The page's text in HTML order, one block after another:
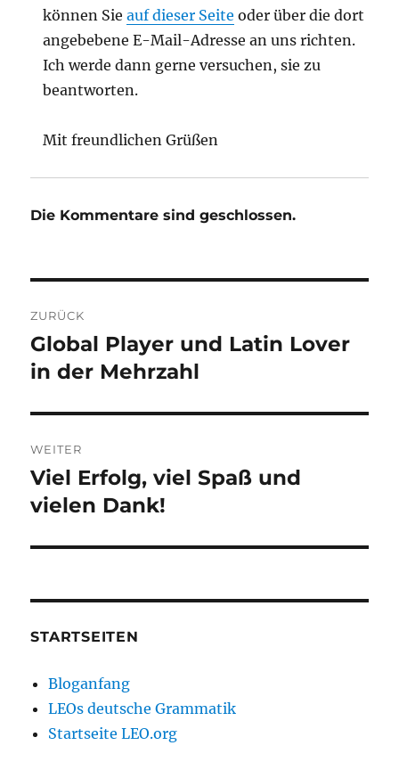
können Sieauf dieser Seite oder über die dort
angebebene E-Mail-Adresse an uns richten.
Ich werde dann gerne versuchen, sie zu
beantworten.
Mit freundlichen Grüßen
Die Kommentare sind geschlossen.
ZURÜCK
Vorheriger
Beitrag:
Global Player und Latin Lover
in der Mehrzahl
WEITER
Nächster
Beitrag:
Viel Erfolg, viel Spaß und
vielen Dank!
STARTSEITEN
Bloganfang
LEOs deutsche Grammatik
Startseite LEO.org